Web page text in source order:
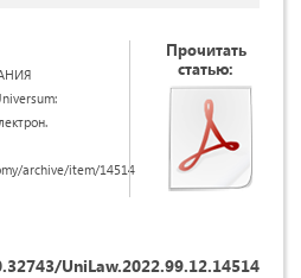
archive/item/14514
Прочитать
статью:
UniLaw.2022.99.12.14514